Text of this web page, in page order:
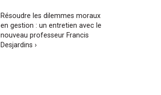
Résoudre les dilemmes moraux
en gestion : un entretien avec le
nouveau professeur Francis
Desjardins ›